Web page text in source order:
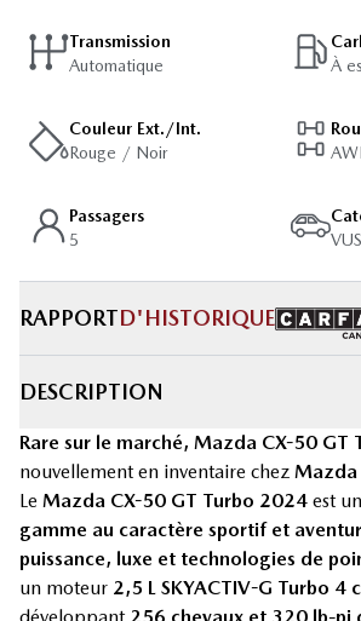
Transmission
Automatique
À
Couleur Ext./Int.
Rouge / Noir
Passagers
5
VUS
RAPPORTD'HISTORIQUE
DESCRIPTION
Rare sur le marché, Mazda CX-50 GT
nouvellement en inventaire chez Mazda
Le Mazda CX-50 GT Turbo 2024 est un
gamme au caractère sportif et
puissance, luxe et technologies de
un moteur 2,5 L SKYACTIV-G Turbo 4